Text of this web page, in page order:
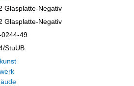
Glasplatte-Negativ
Glasplatte-Negativ
0244-49
StuUB